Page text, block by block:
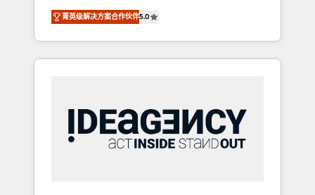
opportunités d'affaires ➤ La mise en place
de stratégies d'acquisition marketing (SEO,
SEA, inbound, automatisation marketing,
ABM, IA, emailing) Informations clés : - 10 ans
certifications HubSpot cumulées
teams. We build multi-hub solutions and
orchestrate operations across your entire
tech stack. Aptitude 8 is trusted by top
brands such as Lenovo, Bluetooth,
Association, Randstad, Uber Freight, and
HubSpot itself. We have the largest technical
consulting team of any HubSpot partner and
菁英级解决方案合作伙伴5.0